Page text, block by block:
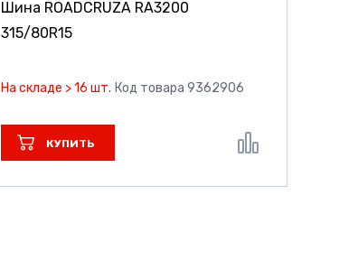
Шина ROADCRUZA RA3200
315/80R15
На складе > 16 шт. Код товара 9362906
КУПИТЬ